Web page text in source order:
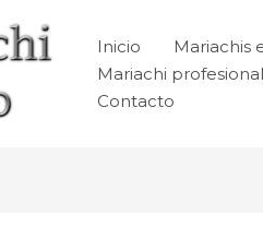
Inicio Mariachis
Mariachi profesional
Contacto